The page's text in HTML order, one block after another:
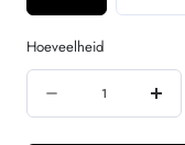
Hoeveelheid
verminderende